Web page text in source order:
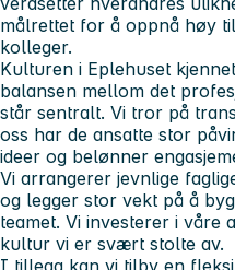
målrettet for å oppnå høy
kolleger.
Kulturen i Eplehuset
balansen mellom det
står sentralt. Vi tror på
oss har de ansatte stor
ideer og belønner
Vi arrangerer jevnlige
og legger stor vekt på å
teamet. Vi investerer i våre
kultur vi er svært stolte av.
I tillegg kan vi tilby en